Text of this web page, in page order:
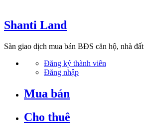
Shanti Land
Sàn giao dịch mua bán BĐS căn hộ, nhà đất
Đăng ký thành viên
Đăng nhập
Mua bán
Cho thuê